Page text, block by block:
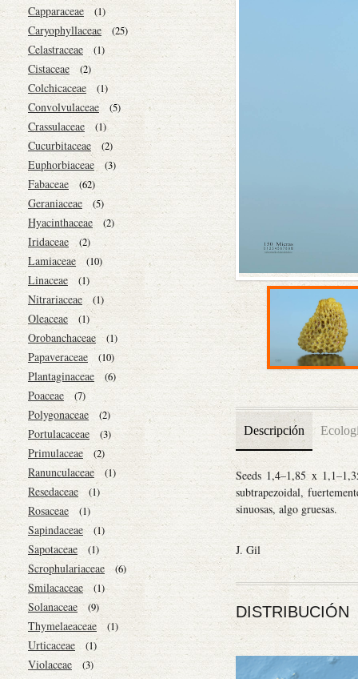
Capparaceae (1)
Caryophyllaceae (25)
Celastraceae (1)
Cistaceae (2)
Colchicaceae (1)
Convolvulaceae (5)
Crassulaceae (1)
Cucurbitaceae (2)
Euphorbiaceae (3)
Fabaceae (62)
Geraniaceae (5)
Hyacinthaceae (2)
Iridaceae (2)
Lamiaceae (10)
Linaceae (1)
Nitrariaceae (1)
Oleaceae (1)
Orobanchaceae (1)
Papaveraceae (10)
Plantaginaceae (6)
Poaceae (7)
Polygonaceae (2)
Portulacaceae (3)
Primulaceae (2)
Ranunculaceae (1)
Resedaceae (1)
Rosaceae (1)
Sapindaceae (1)
Sapotaceae (1)
Scrophulariaceae (6)
Smilacaceae (1)
Solanaceae (9)
Thymelaeaceae (1)
Urticaceae (1)
Violaceae (3)
Descripción
Seeds 1,4–1,85 x
subtrapezoidal,
sinuosas, algo gruesas.
J. Gil
DISTRIBUCIÓN